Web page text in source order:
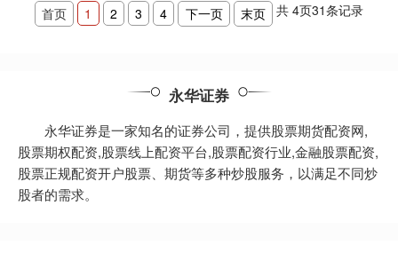
首页 1 2 3 4 下一页 末页 共4页31条记录
永华证券
永华证券是一家知名的证券公司，提供股票期货配资网,
股票期权配资,股票线上配资平台,股票配资行业,金融股票配资,
股票正规配资开户股票、期货等多种炒股服务，以满足不同炒
股者的需求。